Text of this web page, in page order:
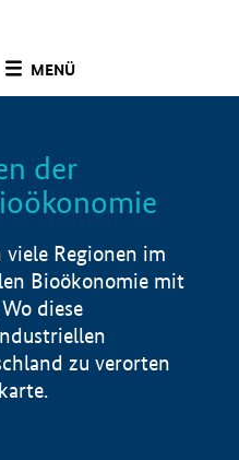
MENÜ
der
Regionen im
Bioökonomie mit
diese
zu verorten